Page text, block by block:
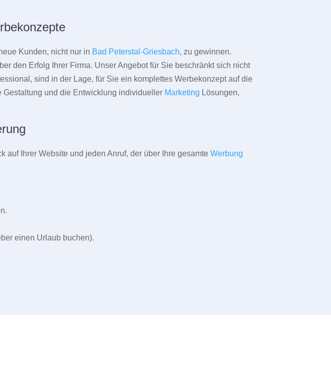
Kunden, nicht nur in Bad Peterstal-Griesbach, zu gewinnen.
den Erfolg Ihrer Firma. Unser Angebot für Sie beschränkt sich nicht
sind in der Lage, für Sie ein komplettes Werbekonzept auf die
Gestaltung und die Entwicklung individueller Marketing Lösungen,
auf Ihrer Website und jeden Anruf, der über Ihre gesamteWerbung
einen Urlaub buchen).